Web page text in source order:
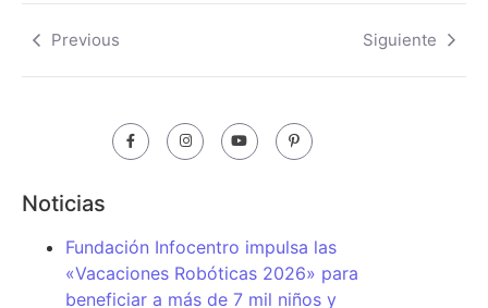
Previous Siguiente
Noticias
Fundación Infocentro impulsa las
«Vacaciones Robóticas 2026» para
beneficiar a más de 7 mil niños y